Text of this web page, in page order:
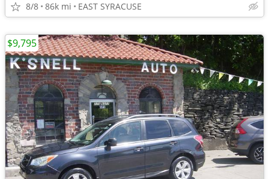
8/8 86k mi EAST SYRACUSE
$9,795